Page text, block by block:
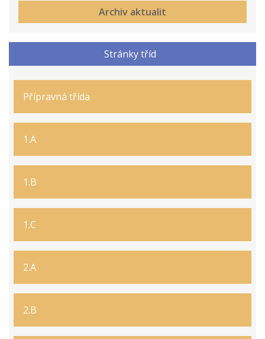
Archiv aktualit
Stránky tříd
Přípravná třída
1.A
1.B
1.C
2.A
2.B